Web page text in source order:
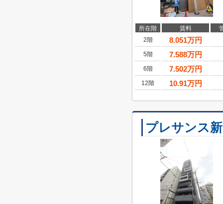
所在階 賃料
2階
8.051万円
5階 7.588万円
6階 7.502万円
12階 10.91万円
プレサンス